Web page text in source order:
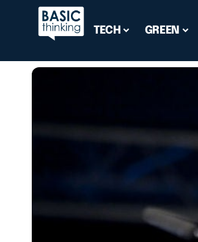
TECH GREEN